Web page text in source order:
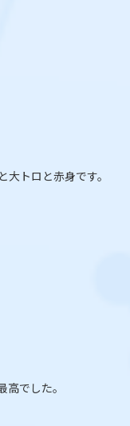
トロと赤身です。
でした。